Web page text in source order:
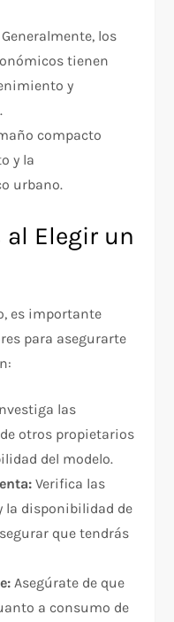
Generalmente, los
tienen
y
compacto
y la
urbano.
al Elegir un
es importante
para asegurarte
las
otros propietarios
del modelo.
Verifica las
la disponibilidad de
que tendrás
Asegúrate de que
a consumo de